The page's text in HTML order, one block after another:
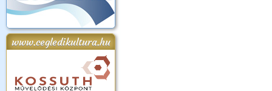
www.cegledikultura.hu
2018.
Kossuth Toborzó
Ünnepély
Szent István Ünnepe